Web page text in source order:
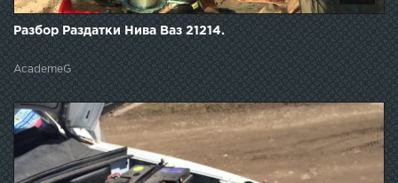
Разбор Раздатки Нива Ваз 21214.
AcademeG